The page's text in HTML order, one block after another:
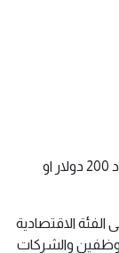
عالميا فى حدود 200 دولار او
الفئة الاقتصادية
والشركات